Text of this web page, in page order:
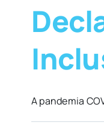
A pandemia